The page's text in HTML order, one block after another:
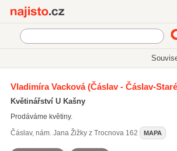
Rodina a společnost
Vladimíra Vacková(Čáslav - Čáslav-
Květinářství U Kašny
Prodáváme květiny.
Čáslav, nám. Jana Žižky z Trocnova 162 MAPA